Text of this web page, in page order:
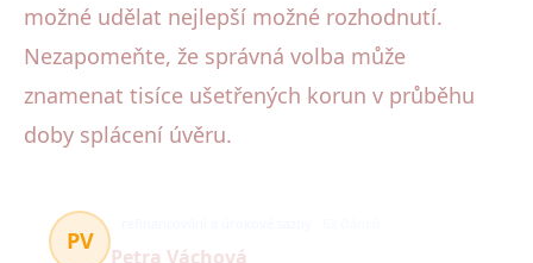
možné udělat nejlepší možné rozhodnutí.
Nezapomeňte, že správná volba může
znamenat tisíce ušetřených korun v průběhu
doby splácení úvěru.
PV
Petra Váchová